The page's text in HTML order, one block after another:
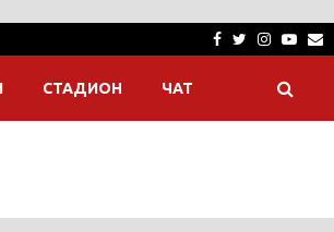
Facebook
Twitter
СТАДИОН ЧАТ